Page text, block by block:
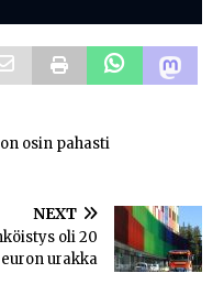
osin pahasti
NEXT
oli 20
urakka